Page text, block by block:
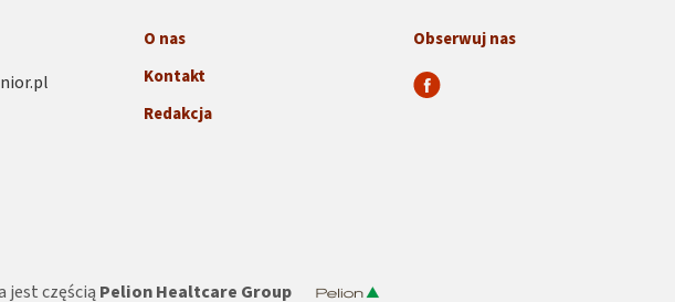
O nas
Kontakt
Redakcja
Obserwuj nas
jest częścią Pelion Healtcare Group